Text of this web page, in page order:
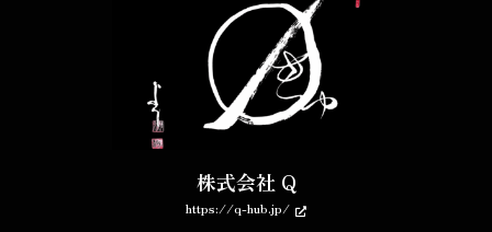
株式会社 Q
https://q-hub.jp/